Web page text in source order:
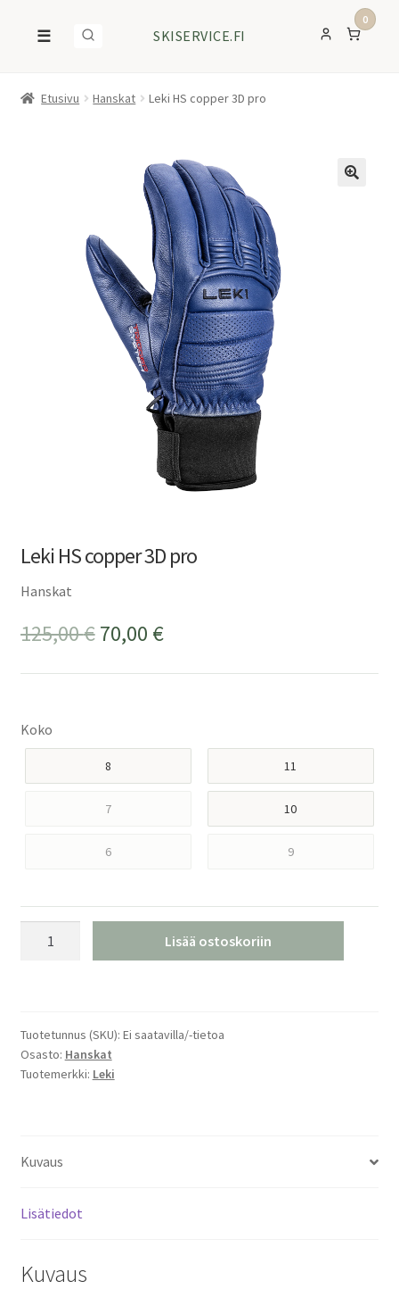
☰ SKISERVICE.FI
0
Etusivu Hanskat Leki HS copper 3D pro
Leki HS copper 3D pro
Hanskat
125,00€ Alkuperäinen
hinta
70,00 €Nykyinen
hinta
Koko
8 11
7 10
6 9
määrä
Lisää ostoskoriin
Tuotetunnus (SKU): Ei saatavilla/-tietoa
Osasto: Hanskat
Tuotemerkki: Leki
Kuvaus
Lisätiedot
Kuvaus